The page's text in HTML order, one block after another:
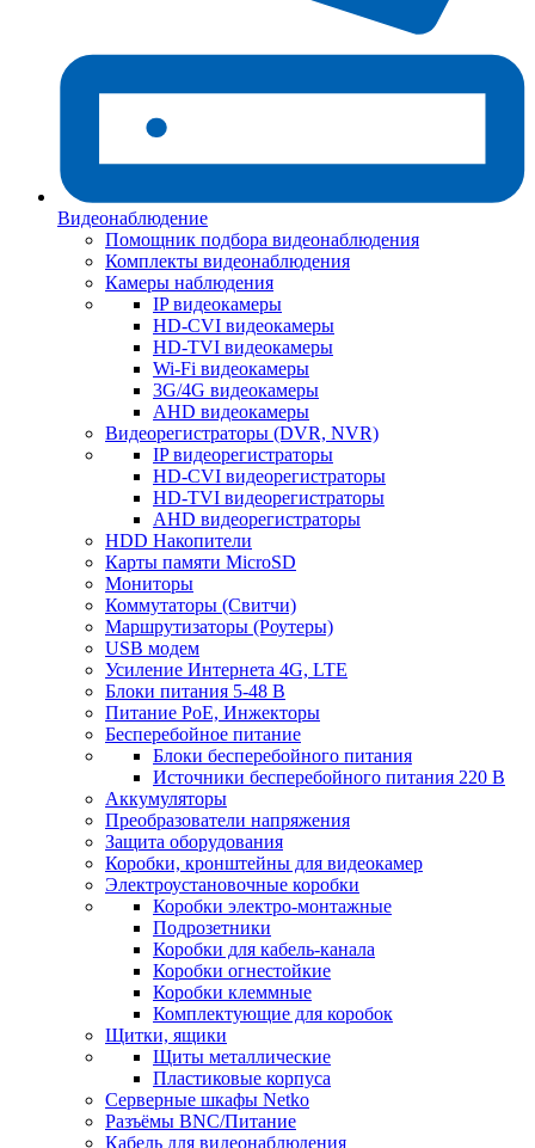
Видеонаблюдение
Помощник подбора видеонаблюдения
Комплекты видеонаблюдения
Камеры наблюдения
IP видеокамеры
HD-CVI видеокамеры
HD-TVI видеокамеры
Wi-Fi видеокамеры
3G/4G видеокамеры
AHD видеокамеры
Видеорегистраторы (DVR, NVR)
IP видеорегистраторы
HD-CVI видеорегистраторы
HD-TVI видеорегистраторы
AHD видеорегистраторы
HDD Накопители
Карты памяти MicroSD
Мониторы
Коммутаторы (Свитчи)
Маршрутизаторы (Роутеры)
USB модем
Усиление Интернета 4G, LTE
Блоки питания 5-48 В
Питание PoE, Инжекторы
Бесперебойное питание
Блоки бесперебойного питания
Источники бесперебойного питания 220 В
Аккумуляторы
Преобразователи напряжения
Защита оборудования
Коробки, кронштейны для видеокамер
Электроустановочные коробки
Коробки электро-монтажные
Подрозетники
Коробки для кабель-канала
Коробки огнестойкие
Коробки клеммные
Комплектующие для коробок
Щитки, ящики
Щиты металлические
Пластиковые корпуса
Серверные шкафы Netko
Разъёмы BNC/Питание
Кабель для видеонаблюдения